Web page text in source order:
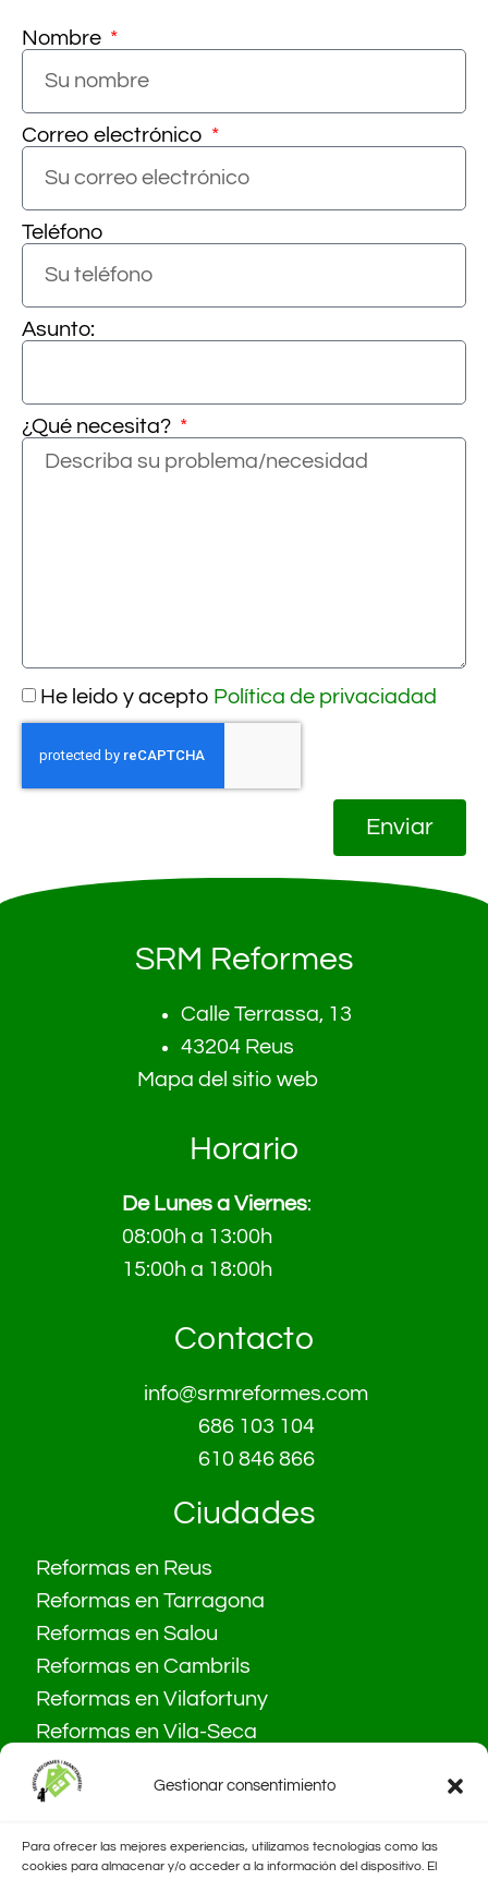
Gestionar consentimiento
Para ofrecer las mejores experiencias, utilizamos tecnologías como las
cookies para almacenar y/o acceder a la información del dispositivo. El
Nombre
Correo electrónico
Teléfono
Asunto:
¿Qué necesita?
He leido y acepto Política de privaciadad
Enviar
SRM Reformes
Calle Terrassa, 13
43204 Reus
Mapa del sitio web
Horario
De Lunes a Viernes:
08:00h a 13:00h
15:00h a 18:00h
Contacto
info@srmreformes.com
686 103 104
610 846 866
Ciudades
Reformas en Reus
Reformas en Tarragona
Reformas en Salou
Reformas en Cambrils
Reformas en Vilafortuny
Reformas en Vila-Seca